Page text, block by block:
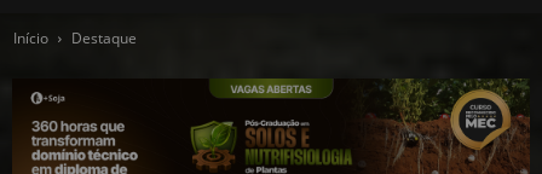
Início Destaque